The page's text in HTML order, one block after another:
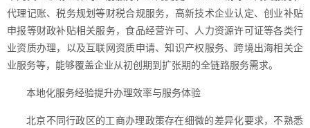
代理记账、税务规划等财税合规服务，高新技术企业认定、创业补贴
申报等财政补贴相关服务，食品经营许可、人力资源许可证等各类行
业资质办理，以及互联网资质申请、知识产权服务、跨境出海相关企
业服务等，能够覆盖企业从初创期到扩张期的全链路服务需求。
本地化服务经验提升办理效率与服务体验
北京不同行政区的工商办理政策存在细微的差异化要求，不熟悉